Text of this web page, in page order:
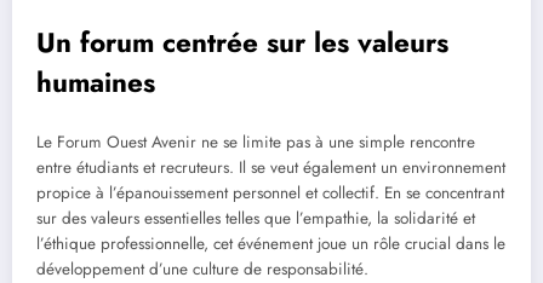
Un forum centrée sur les valeurs
humaines
Le Forum Ouest Avenir ne se limite pas à une simple rencontre
entre étudiants et recruteurs. Il se veut également un environnement
propice à l’épanouissement personnel et collectif. En se concentrant
sur des valeurs essentielles telles que l’empathie, la solidarité et
l’éthique professionnelle, cet événement joue un rôle crucial dans le
développement d’une culture de responsabilité.